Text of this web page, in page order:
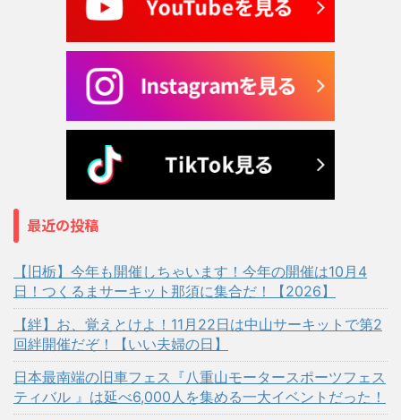
最近の投稿
【旧栃】今年も開催しちゃいます！今年の開催は10月4
日！つくるまサーキット那須に集合だ！【2026】
【絆】お、覚えとけよ！11月22日は中山サーキットで第2
回絆開催だぞ！【いい夫婦の日】
日本最南端の旧車フェス『八重山モータースポーツフェス
ティバル 』は延べ6,000人を集める一大イベントだった！